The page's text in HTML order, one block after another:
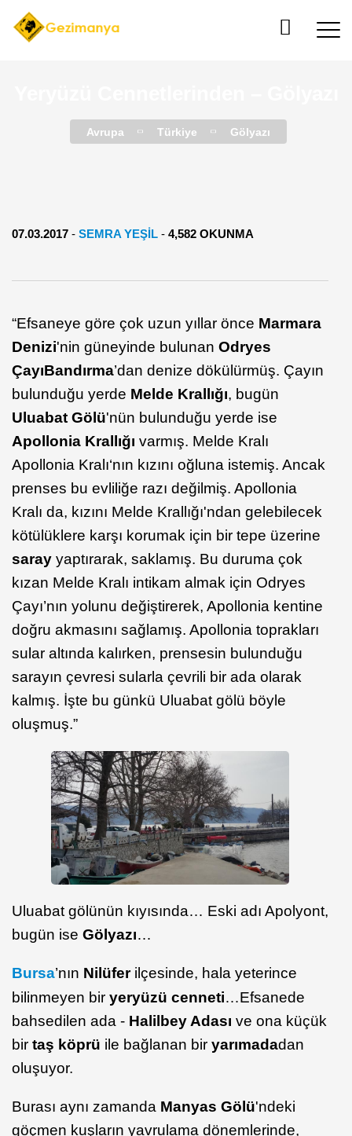
Avrupa Türkiye Gölyazı
07.03.2017 - SEMRA YEŞİL - 4,582 OKUNMA
“Efsaneye göre çok uzun yıllar önce Marmara
Denizi'nin güneyinde bulunan Odryes
ÇayıBandırma’dan denize dökülürmüş. Çayın
bulunduğu yerde Melde Krallığı, bugün
Uluabat Gölü'nün bulunduğu yerde ise
Apollonia Krallığı varmış. Melde Kralı
Apollonia Kralı‘nın kızını oğluna istemiş. Ancak
prenses bu evliliğe razı değilmiş. Apollonia
Kralı da, kızını Melde Krallığı'ndan gelebilecek
kötülüklere karşı korumak için bir tepe üzerine
saray yaptırarak, saklamış. Bu duruma çok
kızan Melde Kralı intikam almak için Odryes
Çayı’nın yolunu değiştirerek, Apollonia kentine
doğru akmasını sağlamış. Apollonia toprakları
sular altında kalırken, prensesin bulunduğu
sarayın çevresi sularla çevrili bir ada olarak
kalmış. İşte bu günkü Uluabat gölü böyle
oluşmuş.”
Uluabat gölünün kıyısında… Eski adı Apolyont,
bugün ise Gölyazı…
Bursa’nın Nilüferilçesinde, hala yeterince
bilinmeyen bir yeryüzü cenneti…Efsanede
bahsedilen ada - Halilbey Adası ve ona küçük
bir taş köprü ile bağlanan bir yarımadadan
oluşuyor.
Burası aynı zamanda Manyas Gölü'ndeki
göçmen kuşların yavrulama dönemlerinde,